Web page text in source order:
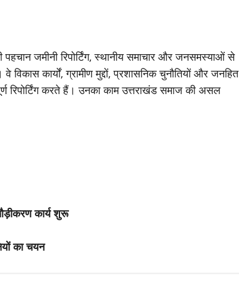
जमीनी रिपोर्टिंग, स्थानीय समाचार और जनसमस्याओं से
कार्यों, ग्रामीण मुद्दों, प्रशासनिक चुनौतियों और जनहित
रिपोर्टिंग करते हैं। उनका काम उत्तराखंड समाज की असल
कार्य शुरू
का चयन